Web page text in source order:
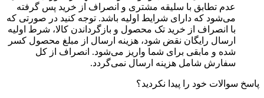
عدم تطابق با سلیقه مشتری و انصراف از خرید پس گرفته
می‌شود که دارای شرایط اولیه باشد. توجه کنید در صورتی که
با انصراف از خرید تک محصول و بازگرداندن کالا، شرط اولیه
ارسال رایگان نقض شود، هزینه ارسال از مبلغ محصول کسر
شده و مابقی برای شما واریز می‌شود. انصراف از کل
سفارش شامل هزینه ارسال نمی‌گردد.
پاسخ سوالات خود را پیدا نکردید؟